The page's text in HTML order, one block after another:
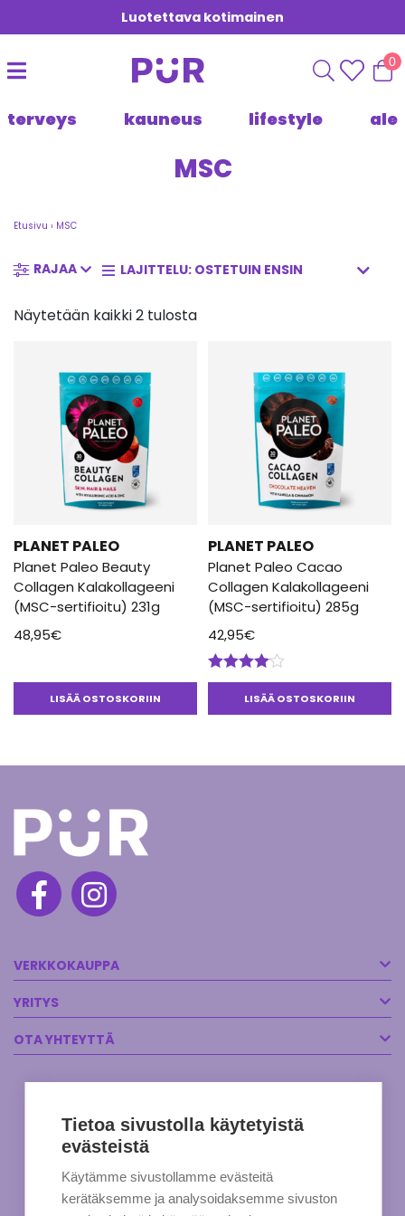
Luotettava kotimainen
0
terveys kauneus lifestyle ale
MSC
Etusivu › MSC
RAJAA
Näytetään kaikki 2 tulosta
PLANET PALEO
Planet Paleo Beauty
Collagen Kalakollageeni
(MSC-sertifioitu) 231g
48,95€
LISÄÄ OSTOSKORIIN
PLANET PALEO
Planet Paleo Cacao
Collagen Kalakollageeni
(MSC-sertifioitu) 285g
42,95€
Arvostelu
tuotteesta:LISÄÄ OSTOSKORIIN
VERKKOKAUPPA
YRITYS
OTA YHTEYTTÄ
Tietoa sivustolla käytetyistä
evästeistä
Käytämme sivustollamme evästeitä
kerätäksemme ja analysoidaksemme sivuston